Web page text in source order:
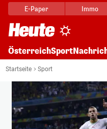
E-Paper Immo
ÖsterreichSport
Startseite Sport